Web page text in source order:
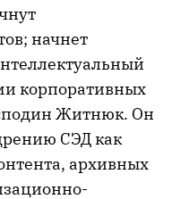
начнет
корпоративных
Житнюк. Он
СЭД как
архивных